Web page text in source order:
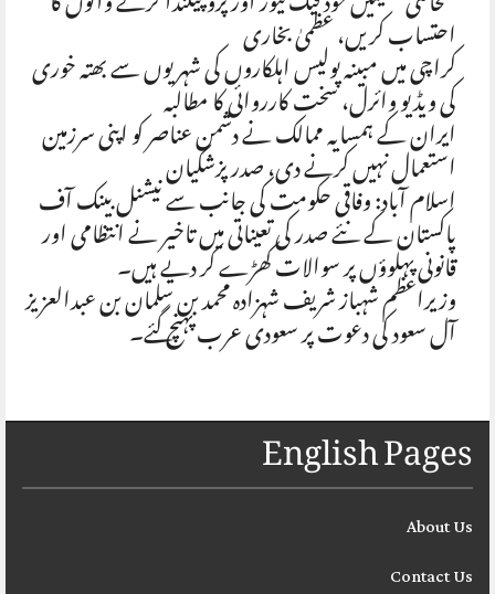
احتساب کریں، عظمیٰ بخاری
کراچی میں مبینہ پولیس اہلکاروں کی شہریوں سے بھتہ خوری
کی ویڈیو وائرل، سخت کارروائی کا مطالبہ
ایران کے ہمسایہ ممالک نے دشمن عناصر کو اپنی سرزمین
استعمال نہیں کرنے دی، صدر پزشکیان
اسلام آباد: وفاقی حکومت کی جانب سے نیشنل بینک آف
پاکستان کے نئے صدر کی تعیناتی میں تاخیر نے انتظامی اور
قانونی پہلوؤں پر سوالات کھڑے کر دیے ہیں۔
وزیراعظم شہباز شریف شہزادہ محمد بن سلمان بن عبدالعزیز
آل سعود کی دعوت پر سعودی عرب پہنچ گئے۔
English Pages
About Us
Contact Us